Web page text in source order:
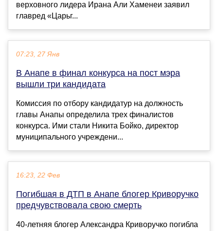
верховного лидера Ирана Али Хаменеи заявил
главред «Царьг...
07:23, 27 Янв
В Анапе в финал конкурса на пост мэра
вышли три кандидата
Комиссия по отбору кандидатур на должность
главы Анапы определила трех финалистов
конкурса. Ими стали Никита Бойко, директор
муниципального учреждени...
16:23, 22 Фев
Погибшая в ДТП в Анапе блогер Криворучко
предчувствовала свою смерть
40-летняя блогер Александра Криворучко погибла